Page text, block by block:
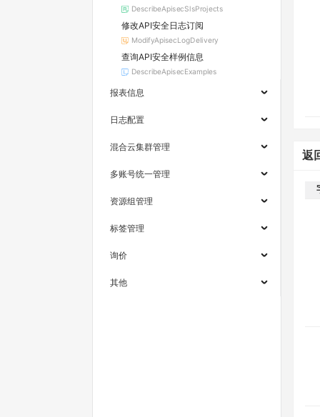
DescribeApisecSlsProjects
修改API安全日志订阅
ModifyApisecLogDelivery
查询API安全样例信息
DescribeApisecExamples
报表信息
日志配置
混合云集群管理
多账号统一管理
资源组管理
标签管理
询价
其他
返